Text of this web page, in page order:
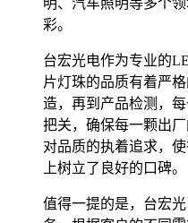
彩。
台宏光电作为专业的
片灯珠的品质有着严
造，再到产品检测，
把关，确保每一颗出
对品质的执着追求，
上树立了良好的口碑。
值得一提的是，台宏